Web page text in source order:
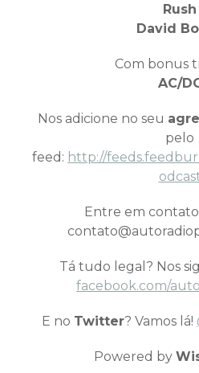
Rush
David
Com bonus
AC/
Nos adicione no seu
pelo
feed: http://
Entre em
Tá tudo legal? Nos
facebook.com/
E no Twitter? Vamos lá!
Powered by